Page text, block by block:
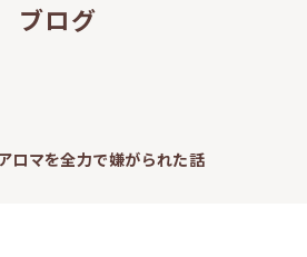
ブログ
ロマを全力で嫌がられた話